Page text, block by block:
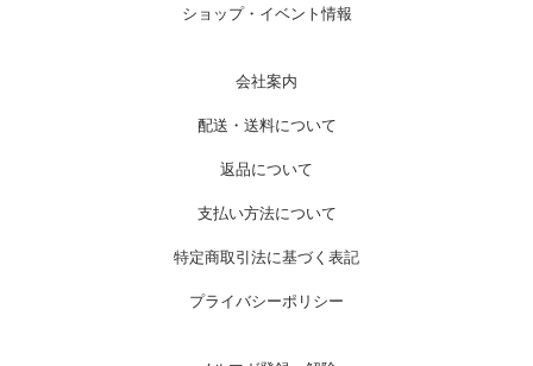
ショップ・イベント情報
会社案内
配送・送料について
返品について
支払い方法について
特定商取引法に基づく表記
プライバシーポリシー